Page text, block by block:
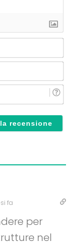
fa
per
nel